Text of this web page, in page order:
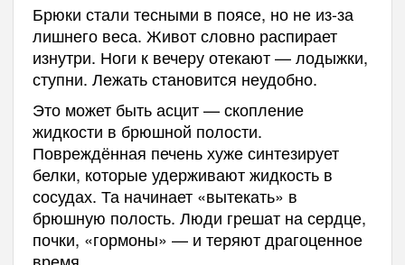
Брюки стали тесными в поясе, но не из-за
лишнего веса. Живот словно распирает
изнутри. Ноги к вечеру отекают — лодыжки,
ступни. Лежать становится неудобно.
Это может быть асцит — скопление
жидкости в брюшной полости.
Повреждённая печень хуже синтезирует
белки, которые удерживают жидкость в
сосудах. Та начинает «вытекать» в
брюшную полость. Люди грешат на сердце,
почки, «гормоны» — и теряют драгоценное
время.